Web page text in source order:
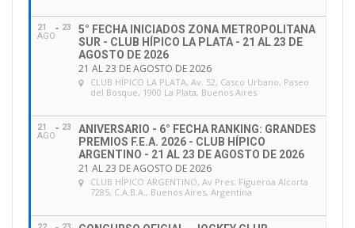
21
AGO
23
5° FECHA INICIADOS ZONA METROPOLITANA
SUR - CLUB HÍPICO LA PLATA - 21 AL 23 DE
AGOSTO DE 2026
21 AL 23 DE AGOSTO DE 2026
CLUB HÍPICO LA PLATA, Av. 52, Casco Urbano, Paseo
del Bosque, 1900 La Plata, Buenos Aires
21
AGO
23
ANIVERSARIO - 6° FECHA RANKING: GRANDES
PREMIOS F.E.A. 2026 - CLUB HÍPICO
ARGENTINO - 21 AL 23 DE AGOSTO DE 2026
21 AL 23 DE AGOSTO DE 2026
CLUB HÍPICO ARGENTINO, Av Pres. Figueroa Alcorta
7285, C.A.B.A., Buenos Aires, Argentina